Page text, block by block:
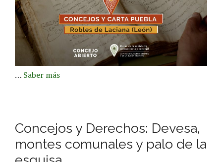
… Saber más
Concejos y Derechos: Devesa,
montes comunales y palo de la